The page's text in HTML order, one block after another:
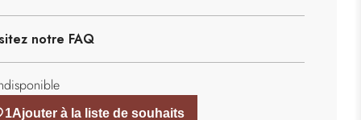
m
e
t
n
c
notre FAQ